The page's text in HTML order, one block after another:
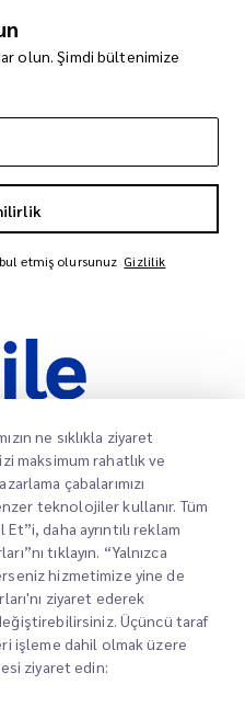
olun. Şimdi bültenimize
etmiş olursunuz Gizlilik
noktalarına
ulaşmasını
rahatlığı
sunmaya
ne sıklıkla ziyaret
maksimum rahatlık ve
çabalarımızı
teknolojiler kullanır. Tüm
daha ayrıntılı reklam
tıklayın. “Yalnızca
hizmetimize yine de
ziyaret ederek
Üçüncü taraf
işleme dahil olmak üzere
ziyaret edin: